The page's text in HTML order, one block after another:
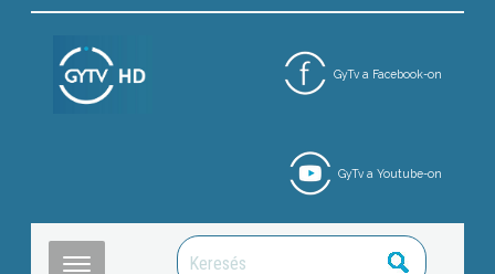
GyTv a Facebook-on
GyTv a Youtube-on